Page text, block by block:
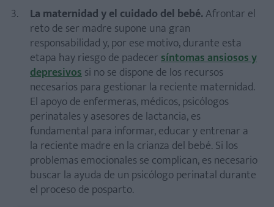
La maternidad y el cuidado del bebé.Afrontar el
reto de ser madre supone una gran
responsabilidad y, por ese motivo, durante esta
etapa hay riesgo de padecersíntomas ansiosos y
depresivossi no se dispone de los recursos
necesarios para gestionar la reciente maternidad.
El apoyo de enfermeras, médicos, psicólogos
perinatales y asesores de lactancia, es
fundamental para informar, educar y entrenar a
la reciente madre en la crianza del bebé. Si los
problemas emocionales se complican, es necesario
buscar la ayuda de un psicólogo perinatal durante
el proceso de posparto.